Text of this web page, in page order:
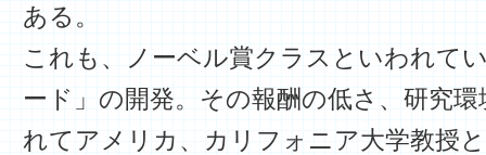
ある。
これも、ノーベル賞クラスといわれて
ード」の開発。その報酬の低さ、研究
れてアメリカ、カリフォニア大学教授